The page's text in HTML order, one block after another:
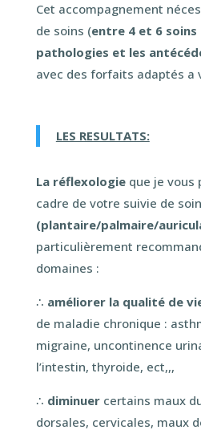
Cet accompagnement
de soins (entre 4 et 6 soins
pathologies et les
avec des forfaits adaptés a
LES RESULTATS:
La réflexologieque je vous
cadre de votre suivie de soin
(plantaire/palmaire/
particulièrement
domaines :
∴ améliorer la qualité de
de maladie chronique :
migraine, uncontinence
l’intestin, thyroide, ect,,,
∴ diminuercertains maux
dorsales, cervicales, maux